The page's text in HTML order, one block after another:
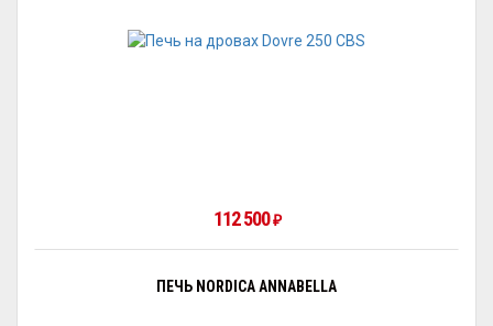
112 500₽
ПЕЧЬ NORDICA ANNABELLA